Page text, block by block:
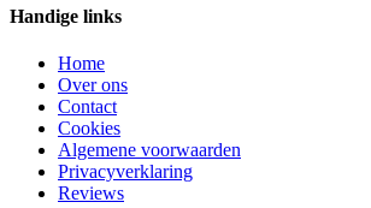
Handige links
Home
Over ons
Contact
Cookies
Algemene voorwaarden
Privacyverklaring
Reviews